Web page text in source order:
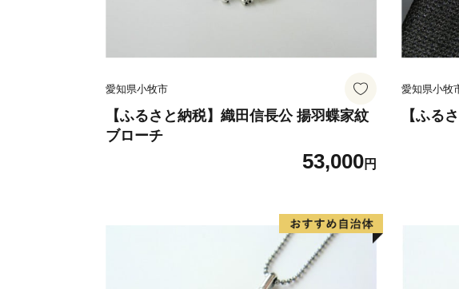
愛知県小牧市
【ふるさと納税】織田信長公 揚羽蝶家紋
ブローチ
53,000円
愛知県小牧
【ふる